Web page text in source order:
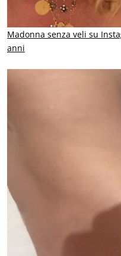
Madonna senza veli su
anni